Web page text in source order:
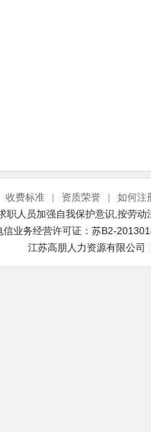
收费标准 | 资质荣誉 | 如何注
职人员加强自我保护意识,按劳
业务经营许可证：苏B2-
江苏高朋人力资源有限公司